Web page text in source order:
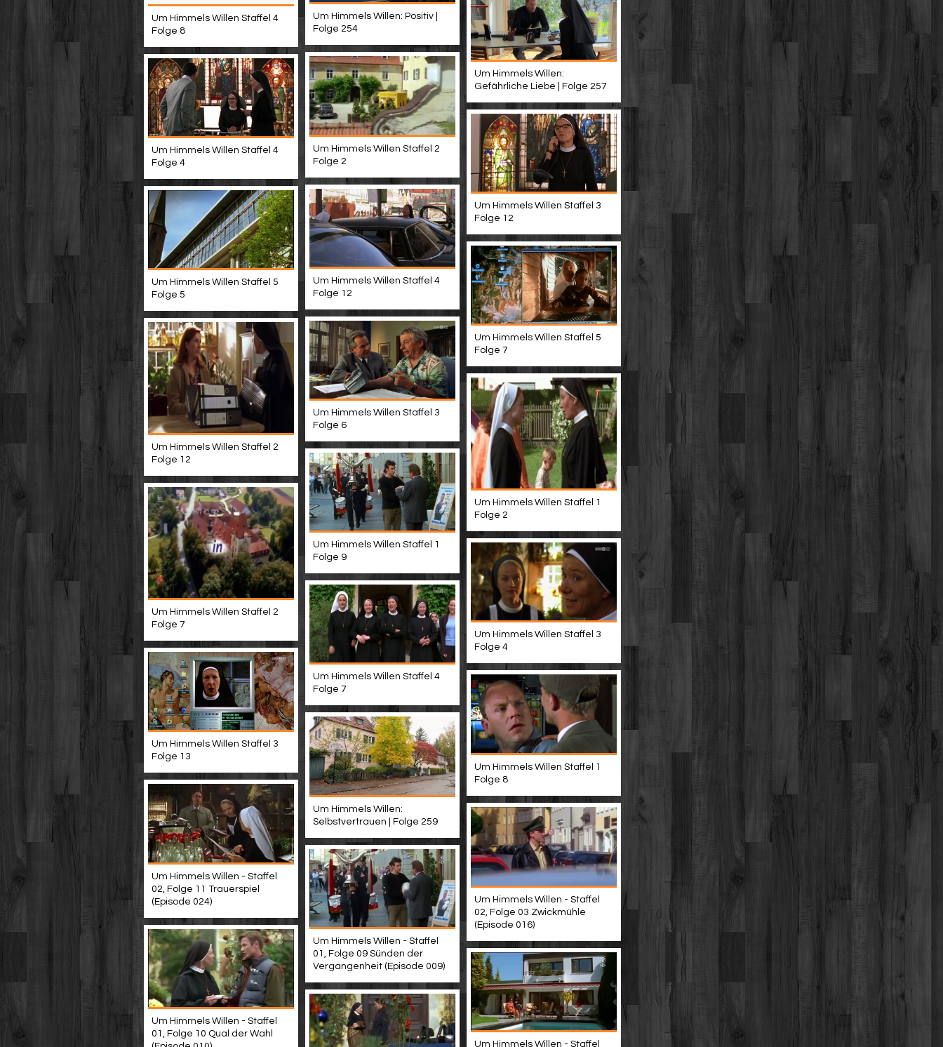
Um Himmels Willen: Positiv |
Folge 254
Um Himmels Willen Staffel 4
Folge 8
Um Himmels Willen:
Gefährliche Liebe | Folge 257
Um Himmels Willen Staffel 2
Folge 2
Um Himmels Willen Staffel 4
Folge 4
Um Himmels Willen Staffel 3
Folge 12
Um Himmels Willen Staffel 4
Folge 12
Um Himmels Willen Staffel 5
Folge 5
Um Himmels Willen Staffel 5
Folge 7
Um Himmels Willen Staffel 3
Folge 6
Um Himmels Willen Staffel 2
Folge 12
Um Himmels Willen Staffel 1
Folge 2
Um Himmels Willen Staffel 1
Folge 9
Um Himmels Willen Staffel 2
Folge 7
Um Himmels Willen Staffel 3
Folge 4
Um Himmels Willen Staffel 4
Folge 7
Um Himmels Willen Staffel 3
Folge 13
Um Himmels Willen Staffel 1
Folge 8
Um Himmels Willen:
Selbstvertrauen | Folge 259
Um Himmels Willen - Staffel
02, Folge 11 Trauerspiel
(Episode 024)
Um Himmels Willen - Staffel
02, Folge 03 Zwickmühle
(Episode 016)
Um Himmels Willen - Staffel
01, Folge 09 Sünden der
Vergangenheit (Episode 009)
Um Himmels Willen - Staffel
01, Folge 10 Qual der Wahl
Um Himmels Willen - Staffel